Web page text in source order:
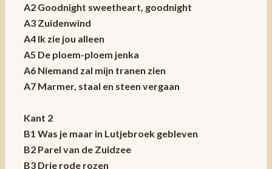
A2 Goodnight sweetheart, goodnight
A3 Zuidenwind
A4 Ik zie jou alleen
A5 De ploem-ploem jenka
A6 Niemand zal mijn tranen zien
A7 Marmer, staal en steen vergaan
Kant 2
B1 Was je maar in Lutjebroek gebleven
B2 Parel van de Zuidzee
B3 Drie rode rozen